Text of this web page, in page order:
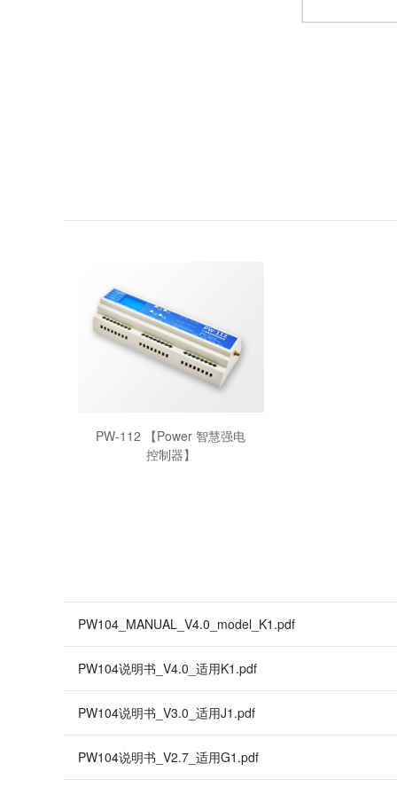
PW-112 【Power 智慧强电
控制器】
PW104_MANUAL_V4.0_model_K1.pdf
PW104说明书_V4.0_适用K1.pdf
PW104说明书_V3.0_适用J1.pdf
PW104说明书_V2.7_适用G1.pdf